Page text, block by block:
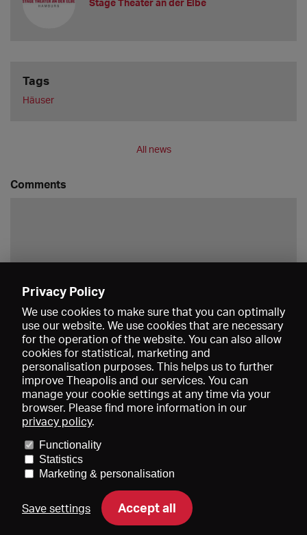
Tags
Häuser
All news
Comments
About us
Imprint
DE EN FR
Privacy Policy
We use cookies to make sure that you can optimally
use our website. We use cookies that are necessary
for the operation of the website. You can also allow
cookies for statistical, marketing and
personalisation purposes. This helps us to further
improve Theapolis and our services. You can
manage your cookie settings at any time via your
browser. Please find more information in our
privacy policy.
Functionality
Statistics
Marketing & personalisation
Save settings Accept all